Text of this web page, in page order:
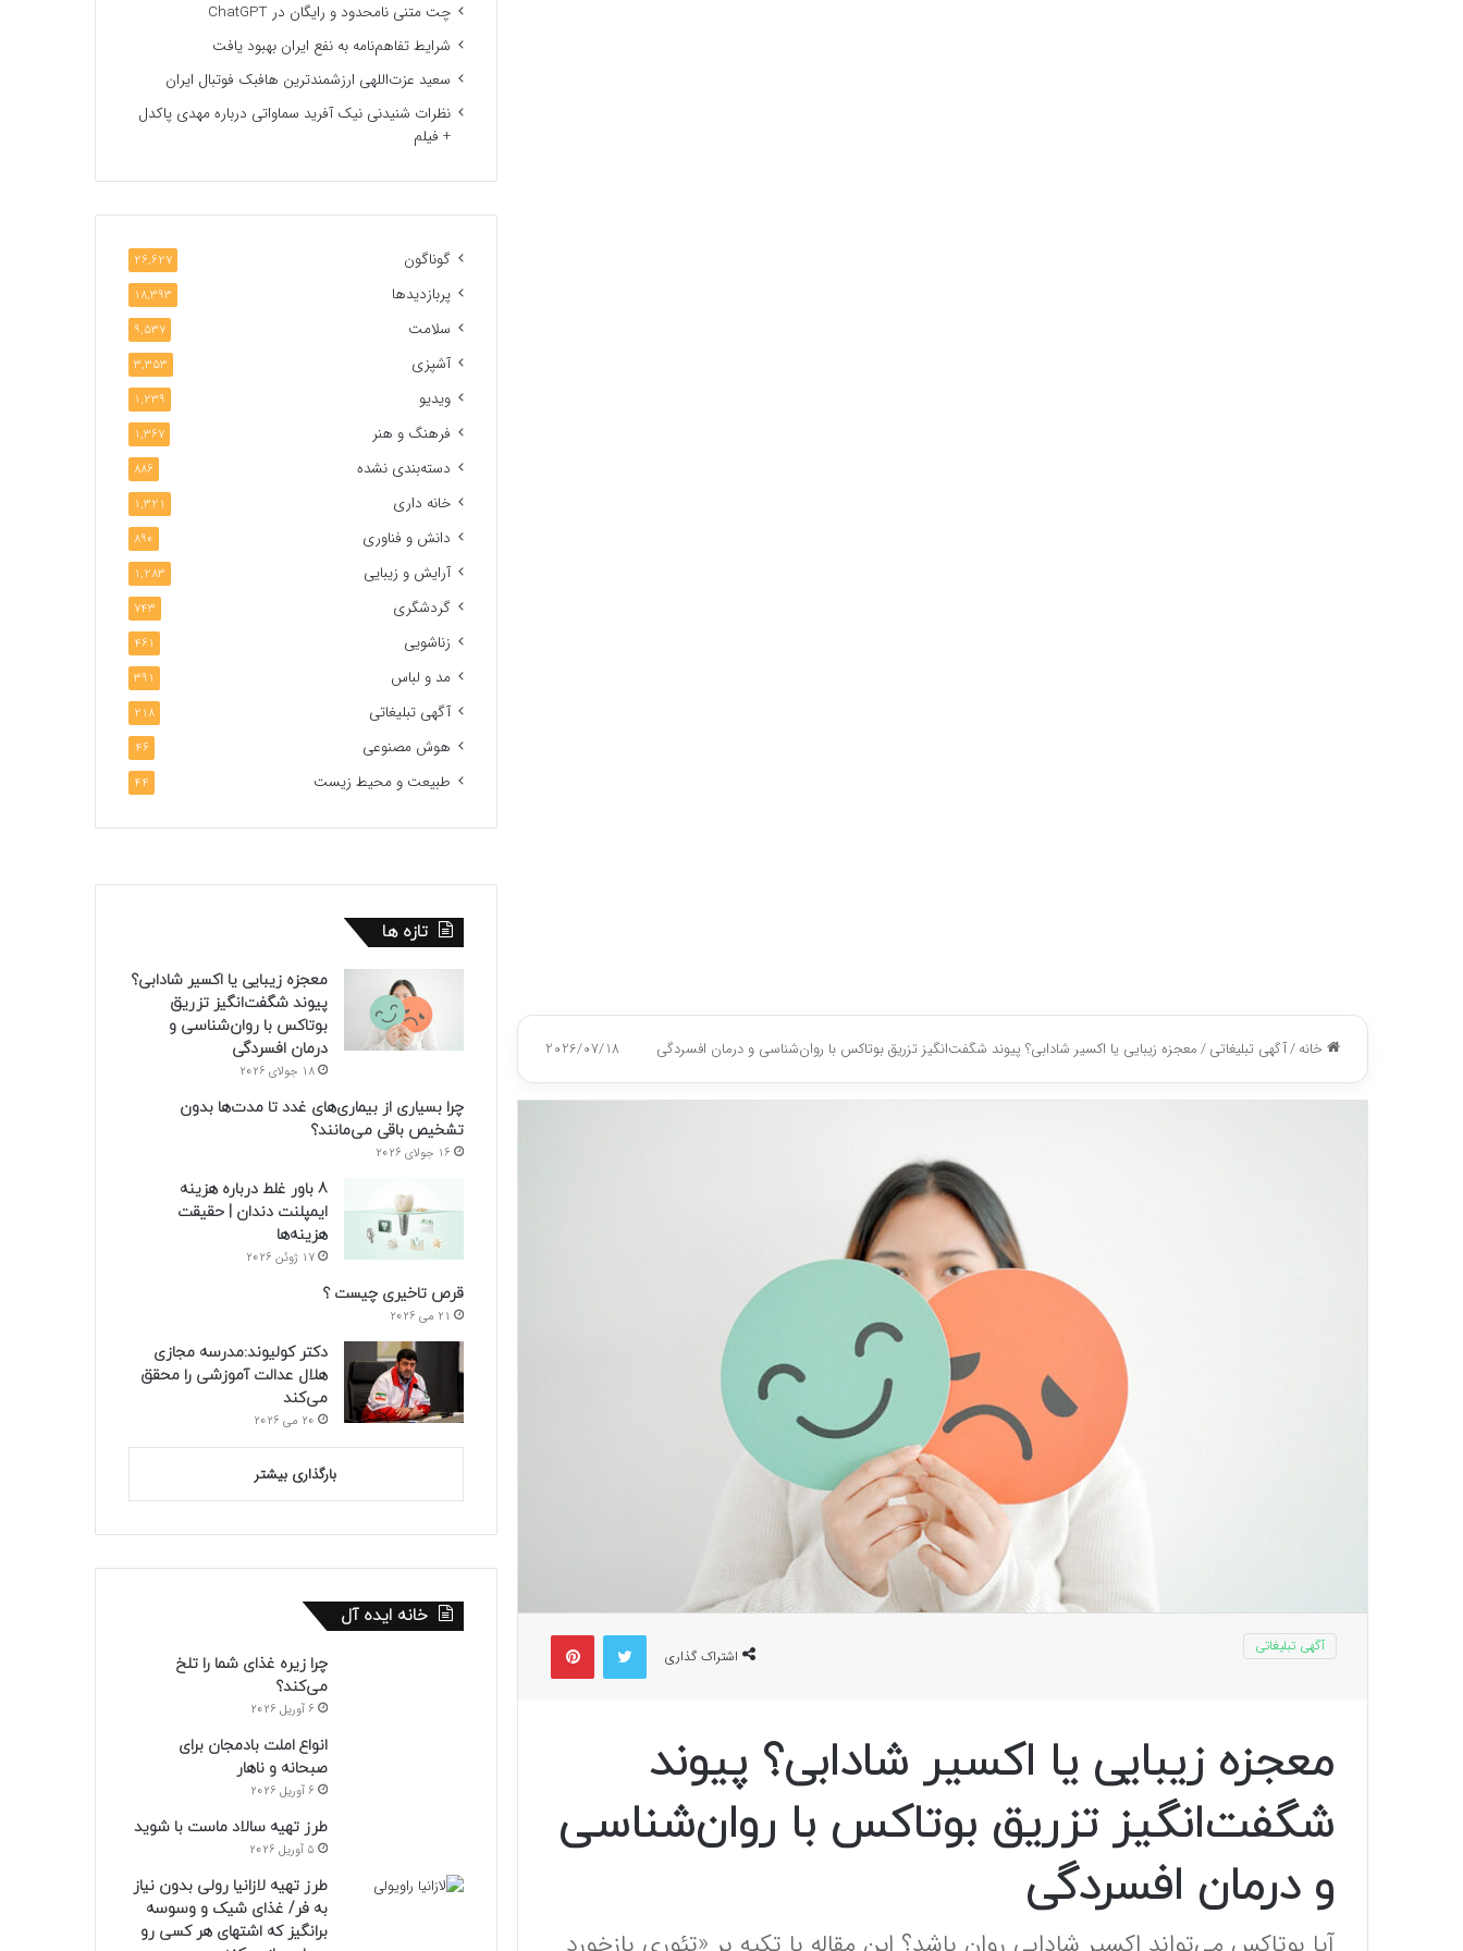
چت متنی نامحدود و رایگان در ChatGPT
شرایط تفاهم‌نامه به نفع ایران بهبود یافت
سعید عزت‌اللهی ارزشمندترین هافبک فوتبال ایران
نظرات شنیدنی نیک آفرید سماواتی درباره مهدی پاکدل
+ فیلم
گوناگون 26,627
پربازدیدها 18,393
سلامت 9,537
آشپزی 3,353
ویدیو 1,239
فرهنگ و هنر 1,367
دسته‌بندی نشده 886
خانه داری 1,321
دانش و فناوری 890
آرایش و زیبایی 1,283
گردشگری 743
زناشویی 461
مد و لباس 391
آگهی تبلیغاتی 218
هوش مصنوعی 46
طبیعت و محیط زیست 44